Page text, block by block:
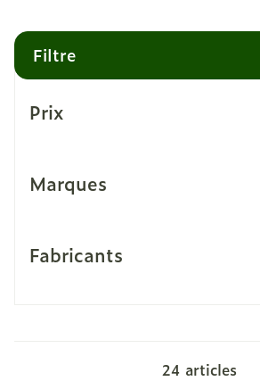
Filtre
Prix
Marques
Fabricants
24 articles